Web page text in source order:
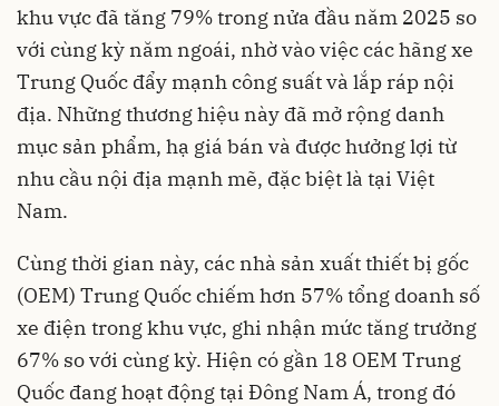
khu vực đã tăng 79% trong nửa đầu năm 2025 so
với cùng kỳ năm ngoái, nhờ vào việc các hãng xe
Trung Quốc đẩy mạnh công suất và lắp ráp nội
địa. Những thương hiệu này đã mở rộng danh
mục sản phẩm, hạ giá bán và được hưởng lợi từ
nhu cầu nội địa mạnh mẽ, đặc biệt là tại Việt
Nam.
Cùng thời gian này, các nhà sản xuất thiết bị gốc
(OEM) Trung Quốc chiếm hơn 57% tổng doanh số
xe điện trong khu vực, ghi nhận mức tăng trưởng
67% so với cùng kỳ. Hiện có gần 18 OEM Trung
Quốc đang hoạt động tại Đông Nam Á, trong đó